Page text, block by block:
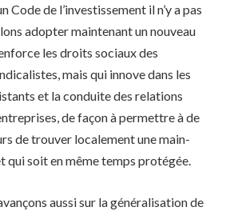
Code de l’investissement il n’y a pas
adopter maintenant un nouveau
les droits sociaux des
mais qui innove dans les
et la conduite des relations
de façon à permettre à de
de trouver localement une main-
qui soit en même temps protégée.
aussi sur la généralisation de